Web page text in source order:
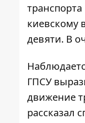
киевскому
девяти. В
ГПСУ
движение
рассказал